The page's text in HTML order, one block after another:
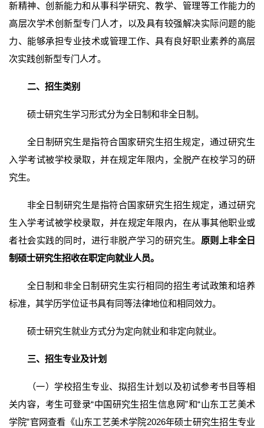
新精神、创新能力和从事科学研究、教学、管理等工作能力的
高层次学术创新型专门人才，以及具有较强解决实际问题的能
力、能够承担专业技术或管理工作、具有良好职业素养的高层
次实践创新型专门人才。
二、招生类别
硕士研究生学习形式分为全日制和非全日制。
全日制研究生是指符合国家研究生招生规定，通过研究生
入学考试被学校录取，并在规定年限内，全脱产在校学习的研
究生。
非全日制研究生是指符合国家研究生招生规定，通过研究
生入学考试被学校录取，并在规定年限内，在从事其他职业或
者社会实践的同时，进行非脱产学习的研究生。 原则上非全日
制硕士研究生招收在职定向就业人员。
全日制和非全日制研究生实行相同的招生考试政策和培养
标准，其学历学位证书具有同等法律地位和相同效力。
硕士研究生就业方式分为定向就业和非定向就业。
三、招生专业及计划
（一）学校招生专业、拟招生计划以及初试参考书目等相
关内容，考生可登录“中国研究生招生信息网”和“山东工艺美术
学院”官网查看《山东工艺美术学院2026年硕士研究生招生专业